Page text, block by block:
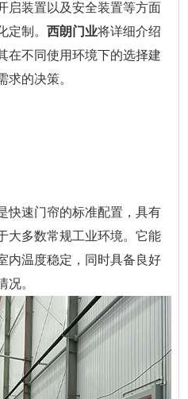
启装置以及安全装置等方面
定制。西朗门业将详细介绍
在不同使用环境下的选择建
求的决策。
速门帘的标准配置，具有
大多数常规工业环境。它能
内温度稳定，同时具备良好
况。